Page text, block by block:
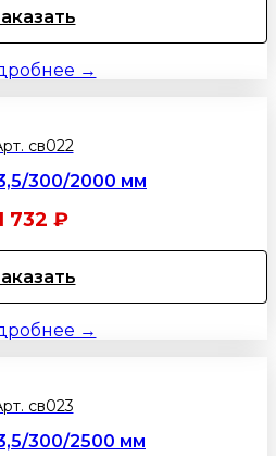
→
св022
300/2000 мм
732 ₽
→
св023
300/2500 мм